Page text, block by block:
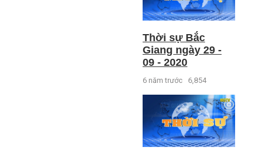
Thời sự Bắc
Giang ngày 29 -
09 - 2020
6 năm trước 6,854